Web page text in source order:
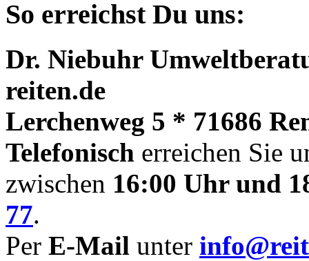
So erreichst Du uns:
Dr. Niebuhr
reiten.de
Lerchenweg 5 * 71686
Telefonisch erreichen Sie
zwischen 16:00 Uhr und
77.
Per E-Mail unter